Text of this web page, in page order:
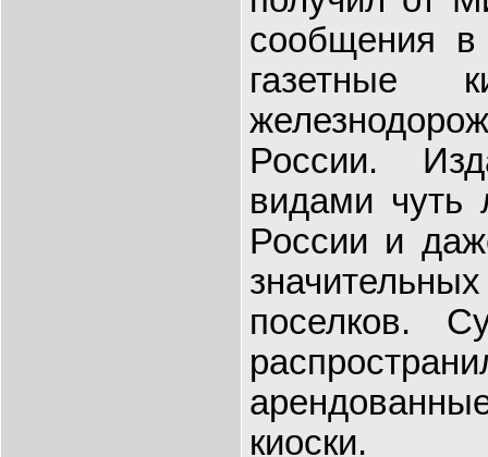
сообщения
газетные
России.
видами чуть
России и
поселков.
киоски.